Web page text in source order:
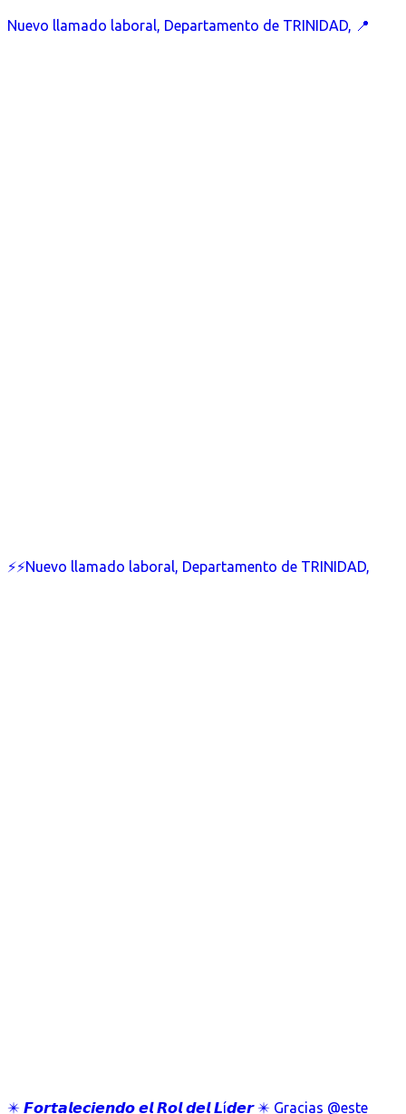
Nuevo llamado laboral, Departamento de TRINIDAD, 📍
⚡⚡Nuevo llamado laboral, Departamento de TRINIDAD,
✴️ 𝙁𝙤𝙧𝙩𝙖𝙡𝙚𝙘𝙞𝙚𝙣𝙙𝙤 𝙚𝙡 𝙍𝙤𝙡 𝙙𝙚𝙡 𝙇í𝙙𝙚𝙧 ✴️ Gracias @este